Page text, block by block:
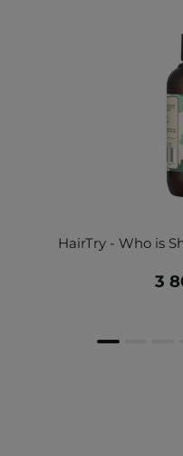
HairTry - Who is
3